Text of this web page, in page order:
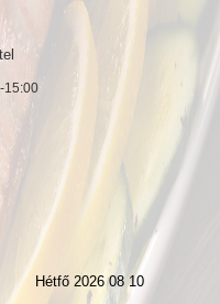
15:00
Hétfő 2026 08 10